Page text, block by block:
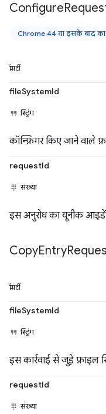
Configure
Chrome 44 या इसके बाद का
प्रॉपर्टी
fileSystemId
स्ट्रिंग
कॉन्फ़िगर किए जाने वाले
requestId
संख्या
इस अनुरोध का यूनीक
CopyEntry
प्रॉपर्टी
fileSystemId
स्ट्रिंग
इस कार्रवाई से जुड़े फ़ाइल
requestId
संख्या